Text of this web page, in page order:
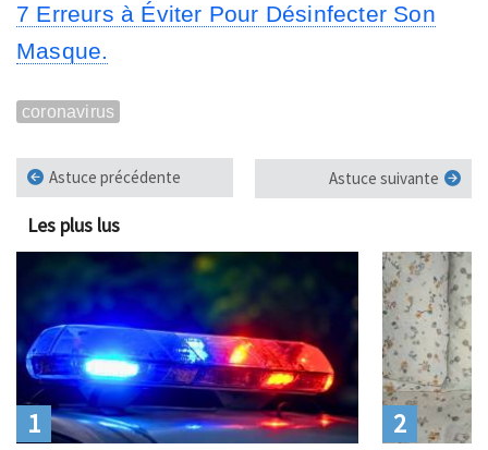
7 Erreurs à Éviter Pour Désinfecter Son
Masque.
coronavirus
Astuce précédente Astuce suivante
Les plus lus
1 2